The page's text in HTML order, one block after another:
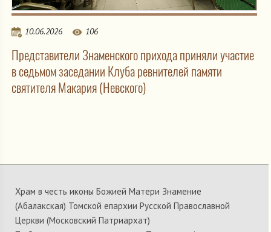
10.06.2026 106
Представители Знаменского прихода приняли участие
в седьмом заседании Клуба ревнителей памяти
святителя Макария (Невского)
Храм в честь иконы Божией Матери Знамение
(Абалакская) Томской епархии Русской Православной
Церкви (Московский Патриархат)